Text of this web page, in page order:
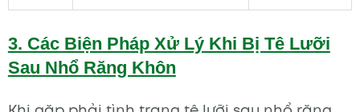
3. Các Biện Pháp Xử Lý Khi Bị Tê Lưỡi
Sau Nhổ Răng Khôn